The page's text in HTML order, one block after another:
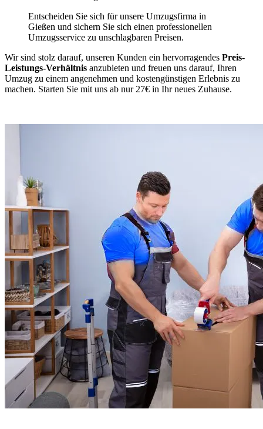
Entscheiden Sie sich für unsere Umzugsfirma in
Gießen und sichern Sie sich einen professionellen
Umzugsservice zu unschlagbaren Preisen.
Wir sind stolz darauf, unseren Kunden ein hervorragendes Preis-
Leistungs-Verhältnis anzubieten und freuen uns darauf, Ihren
Umzug zu einem angenehmen und kostengünstigen Erlebnis zu
machen. Starten Sie mit uns ab nur 27€ in Ihr neues Zuhause.